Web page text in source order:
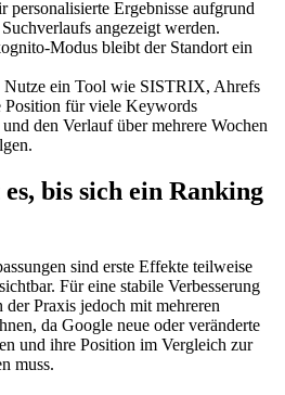
personalisierte Ergebnisse aufgrund
angezeigt werden.
Modus bleibt der Standort ein
Nutze ein Tool wie SISTRIX, Ahrefs
Position für viele Keywords
den Verlauf über mehrere Wochen
bis sich ein Ranking
sind erste Effekte teilweise
Für eine stabile Verbesserung
Praxis jedoch mit mehreren
da Google neue oder veränderte
und ihre Position im Vergleich zur
muss.